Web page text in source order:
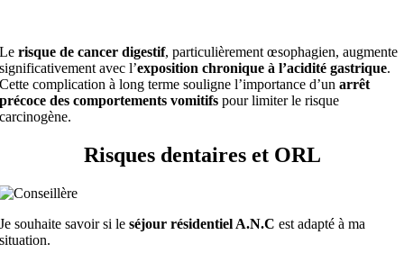
Lerisque de cancer digestif, particulièrement œsophagien, augmente
significativement avec l’exposition chronique à l’acidité gastrique.
Cette complication à long terme souligne l’importance d’unarrêt
précoce des comportements vomitifs pour limiter le risque
carcinogène.
Risques dentaires et ORL
Je souhaite savoir si leséjour résidentiel A.N.C est adapté à ma
situation.